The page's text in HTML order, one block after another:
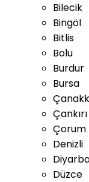
Bilecik
Bingöl
Bitlis
Bolu
Burdur
Bursa
Çankırı
Çorum
Denizli
Düzce